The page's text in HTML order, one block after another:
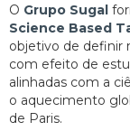
O Grupo Sugal
Science Based
objetivo de definir
com efeito de
alinhadas com a
o aquecimento
de Paris.